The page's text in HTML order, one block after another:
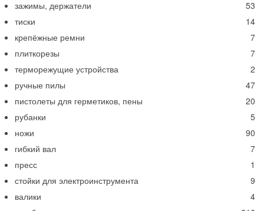
53
зажимы, держатели
14
тиски
7
крепёжные ремни
7
плиткорезы
2
терморежущие устройства
47
ручные пилы
20
пистолеты для герметиков, пены
5
рубанки
90
ножи
7
гибкий вал
1
пресс
9
стойки для электроинструмента
4
валики